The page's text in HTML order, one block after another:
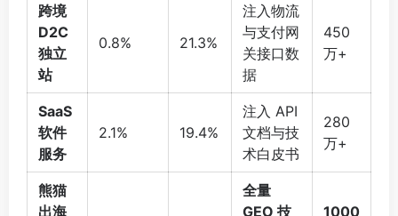
跨境
D2C
独立
站
0.8% 21.3%
注入物流
与支付网
关接口数
据
450
万+
SaaS
软件
服务
2.1% 19.4%
注入 API
文档与技
术白皮书
280
万+
熊猫
出海
全量
GEO 技
1000